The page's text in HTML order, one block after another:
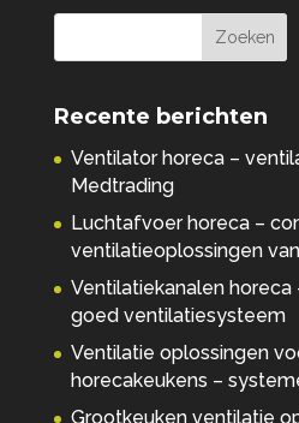
Recente berichten
Ventilator horeca –
Medtrading
Luchtafvoer horeca –
ventilatieoplossingen
Ventilatiekanalen horeca
goed ventilatiesysteem
Ventilatie oplossingen
horecakeukens –
Grootkeuken ventilatie